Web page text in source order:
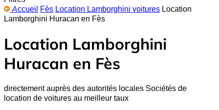
Accueil Fès Location Lamborghini voitures Location
Lamborghini Huracan en Fès
Location Lamborghini
Huracan en Fès
directement auprès des autorités locales Sociétés de
location de voitures au meilleur taux